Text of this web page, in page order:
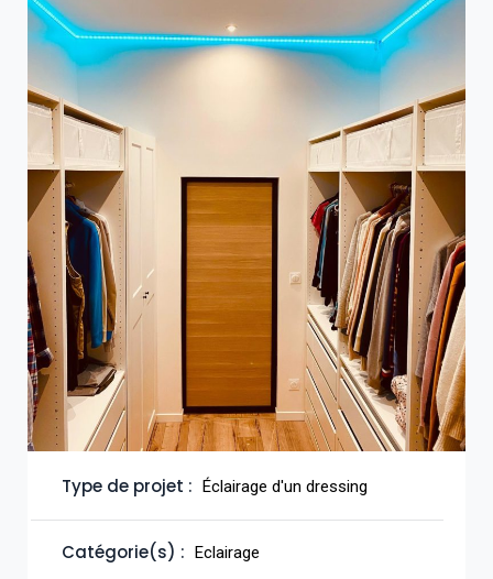
Type de projet : Éclairage d'un dressing
Catégorie(s) : Eclairage